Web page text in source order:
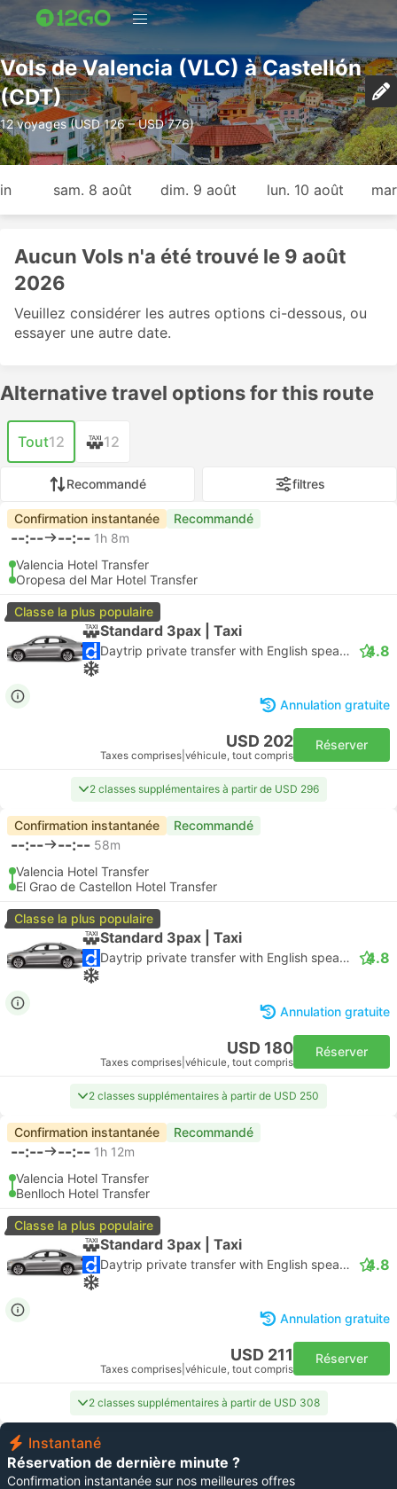
Vols de Valencia (VLC) à Castellón
(CDT)
12 voyages (USD 126 – USD 776)
sam. 8 août dim. 9 août lun. 10 août
Aucun Vols n'a été trouvé le 9 août
2026
Veuillez considérer les autres options ci-dessous, ou
essayer une autre date.
Alternative travel options for this route
Tout12 12
Recommandé filtres
Confirmation instantanée Recommandé
--:-- --:-- 1h 8m
Valencia Hotel Transfer
Oropesa del Mar Hotel Transfer
Classe la plus populaire
Standard 3pax | Taxi
Daytrip private transfer with English speaking driver 4.8
Annulation gratuite
USD 202
Taxes comprises véhicule, tout compris
Réserver
2 classes supplémentaires à partir de USD 296
Confirmation instantanée Recommandé
--:-- --:-- 58m
Valencia Hotel Transfer
El Grao de Castellon Hotel Transfer
Classe la plus populaire
Standard 3pax | Taxi
Daytrip private transfer with English speaking driver 4.8
Annulation gratuite
USD 180
Taxes comprises véhicule, tout compris
Réserver
2 classes supplémentaires à partir de USD 250
Confirmation instantanée Recommandé
--:-- --:-- 1h 12m
Valencia Hotel Transfer
Benlloch Hotel Transfer
Classe la plus populaire
Standard 3pax | Taxi
Daytrip private transfer with English speaking driver 4.8
Annulation gratuite
USD 211
Taxes comprises véhicule, tout compris
Réserver
2 classes supplémentaires à partir de USD 308
Instantané
Réservation de dernière minute ?
Confirmation instantanée sur nos meilleures offres